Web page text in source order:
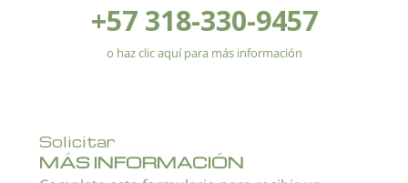
+57 318-330-9457
o haz clic aquí para más información
Solicitar
MÁS INFORMACIÓN